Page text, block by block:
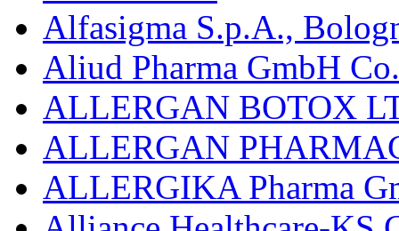
Alfasigma S.p.A.,
Aliud Pharma GmbH
ALLERGAN BOTOX
ALLERGAN
ALLERGIKA Pharma